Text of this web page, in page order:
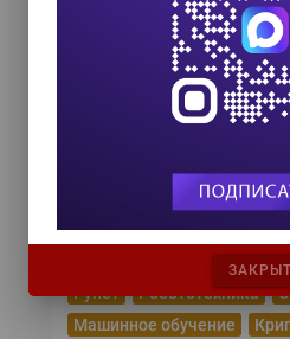
Управление данными
24 сентября 2026
HR TECH + ИИ
8 октября 2026
Популярные теги
Эпидемия коронавируса
Цифровая трансформация
Рунет
Робототехника
Машинное обучение